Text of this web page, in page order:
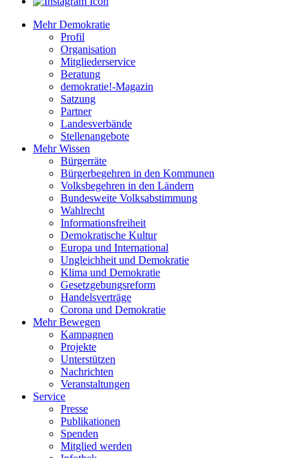
Mehr Demokratie
Profil
Organisation
Mitgliederservice
Beratung
demokratie!-Magazin
Satzung
Partner
Landesverbände
Stellenangebote
Mehr Wissen
Bürgerräte
Bürgerbegehren in den Kommunen
Volksbegehren in den Ländern
Bundesweite Volksabstimmung
Wahlrecht
Informationsfreiheit
Demokratische Kultur
Europa und International
Ungleichheit und Demokratie
Klima und Demokratie
Gesetzgebungsreform
Handelsverträge
Corona und Demokratie
Mehr Bewegen
Kampagnen
Projekte
Unterstützen
Nachrichten
Veranstaltungen
Service
Presse
Publikationen
Spenden
Mitglied werden